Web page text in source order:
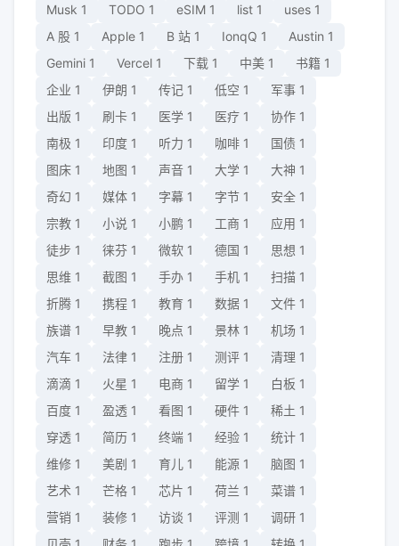
Musk 1 TODO 1 eSIM 1 list 1 uses 1
A 股 1 Apple 1 B 站 1 IonqQ 1 Austin 1
Gemini 1 Vercel 1 下载 1 中美 1 书籍 1
企业 1 伊朗 1 传记 1 低空 1 军事 1
出版 1 刷卡 1 医学 1 医疗 1 协作 1
南极 1 印度 1 听力 1 咖啡 1 国债 1
图床 1 地图 1 声音 1 大学 1 大神 1
奇幻 1 媒体 1 字幕 1 字节 1 安全 1
宗教 1 小说 1 小鹏 1 工商 1 应用 1
徒步 1 徕芬 1 微软 1 德国 1 思想 1
思维 1 截图 1 手办 1 手机 1 扫描 1
折腾 1 携程 1 教育 1 数据 1 文件 1
族谱 1 早教 1 晚点 1 景林 1 机场 1
汽车 1 法律 1 注册 1 测评 1 清理 1
滴滴 1 火星 1 电商 1 留学 1 白板 1
百度 1 盈透 1 看图 1 硬件 1 稀土 1
穿透 1 简历 1 终端 1 经验 1 统计 1
维修 1 美剧 1 育儿 1 能源 1 脑图 1
艺术 1 芒格 1 芯片 1 荷兰 1 菜谱 1
营销 1 装修 1 访谈 1 评测 1 调研 1